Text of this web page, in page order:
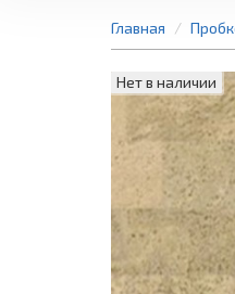
Главная
Нет в наличии